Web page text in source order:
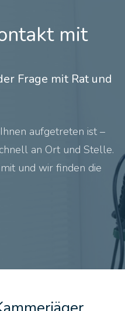
mit
Frage mit Rat und
aufgetreten ist –
an Ort und Stelle.
und wir finden die